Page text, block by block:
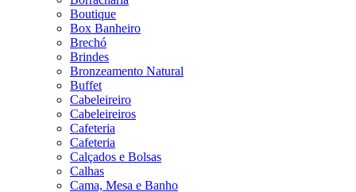
Boutique
Box Banheiro
Brechó
Brindes
Bronzeamento Natural
Buffet
Cabeleireiro
Cabeleireiros
Cafeteria
Cafeteria
Calçados e Bolsas
Calhas
Cama, Mesa e Banho